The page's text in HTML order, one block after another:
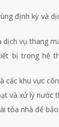
định kỳ và
dịch vụ thang
bị trong hệ
các khu vực
và xử lý nước
tòa nhà để